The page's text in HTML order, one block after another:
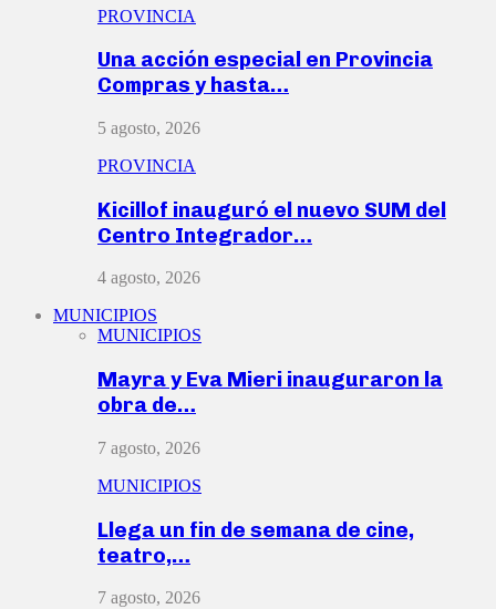
PROVINCIA
Una acción especial en Provincia
Compras y hasta…
5 agosto, 2026
PROVINCIA
Kicillof inauguró el nuevo SUM del
Centro Integrador…
4 agosto, 2026
MUNICIPIOS
MUNICIPIOS
Mayra y Eva Mieri inauguraron la
obra de…
7 agosto, 2026
MUNICIPIOS
Llega un fin de semana de cine,
teatro,…
7 agosto, 2026